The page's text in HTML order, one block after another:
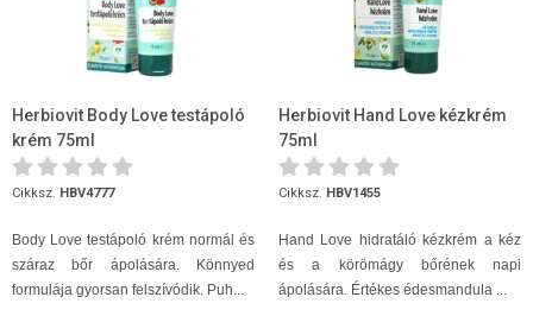
Herbiovit Body Love testápoló
krém 75ml
Cikksz. HBV4777
Body Love testápoló krém normál és
száraz bőr ápolására. Könnyed
formulája gyorsan felszívódik. Puh...
Herbiovit Hand Love kézkrém
75ml
Cikksz. HBV1455
Hand Love hidratáló kézkrém a kéz
és a körömágy bőrének napi
ápolására. Értékes édesmandula ...